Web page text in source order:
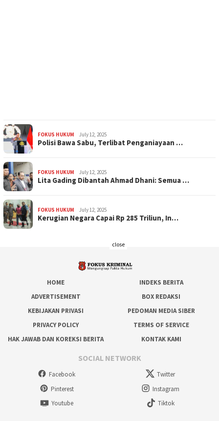
FOKUS HUKUM July 12, 2025
Polisi Bawa Sabu, Terlibat Penganiayaan …
FOKUS HUKUM July 12, 2025
Lita Gading Dibantah Ahmad Dhani: Semua …
FOKUS HUKUM July 12, 2025
Kerugian Negara Capai Rp 285 Triliun, In…
HOME
INDEKS BERITA
ADVERTISEMENT
BOX REDAKSI
KEBIJAKAN PRIVASI
PEDOMAN MEDIA SIBER
PRIVACY POLICY
TERMS OF SERVICE
HAK JAWAB DAN KOREKSI BERITA
KONTAK KAMI
SOCIAL NETWORK
Facebook
Twitter
Pinterest
Instagram
Youtube
Tiktok
close